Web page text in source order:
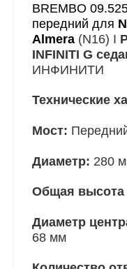
BREMBO
передний для
Almera (N16) I
INFINITI G
ИНФИНИТИ
Технические
Мост:
Диаметр: 280
Общая высота
Диаметр
68 мм